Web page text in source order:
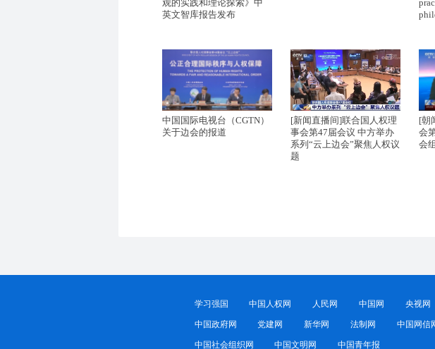
观的实践和理论探索》中
英文智库报告发布
中国国际电视台（CGTN）
关于边会的报道
[新闻直播间]联合国人权理
事会第47届会议 中方举办
系列“云上边会”聚焦人权议
题
[朝
会
会
学习强国 中国人权网 人民网 中国网 央视网
中国政府网 党建网 新华网 法制网 中国网信
中国社会组织网 中国文明网 中国青年报